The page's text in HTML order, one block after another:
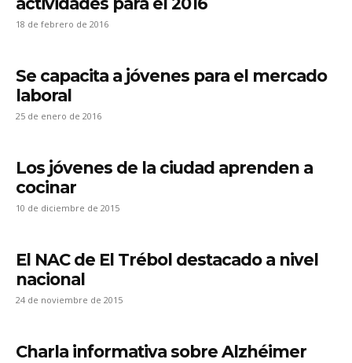
18 de febrero de 2016
Se capacita a jóvenes para el mercado
laboral
25 de enero de 2016
Los jóvenes de la ciudad aprenden a
cocinar
10 de diciembre de 2015
El NAC de El Trébol destacado a nivel
nacional
24 de noviembre de 2015
Charla informativa sobre Alzhéimer